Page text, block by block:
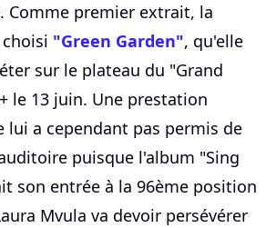
Comme premier extrait, la
"Green Garden", qu'elle
sur le plateau du "Grand
le 13 juin. Une prestation
lui a cependant pas permis de
puisque l'album "Sing
son entrée à la 96ème position
Mvula va devoir persévérer